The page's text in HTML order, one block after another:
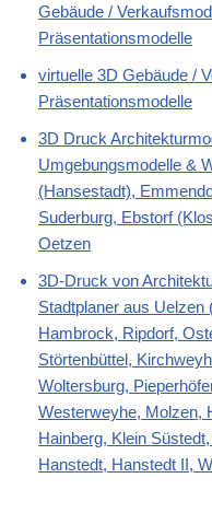
Gebäude /
Präsentationsmodelle
virtuelle 3D Gebäude /
Präsentationsmodelle
3D Druck
Umgebungsmodelle &
(Hansestadt),
Suderburg, Ebstorf
Oetzen
3D-Druck von
Stadtplaner aus Uelzen
Hambrock, Ripdorf,
Störtenbüttel,
Woltersburg,
Westerweyhe, Molzen,
Hainberg, Klein
Hanstedt, Hanstedt II,